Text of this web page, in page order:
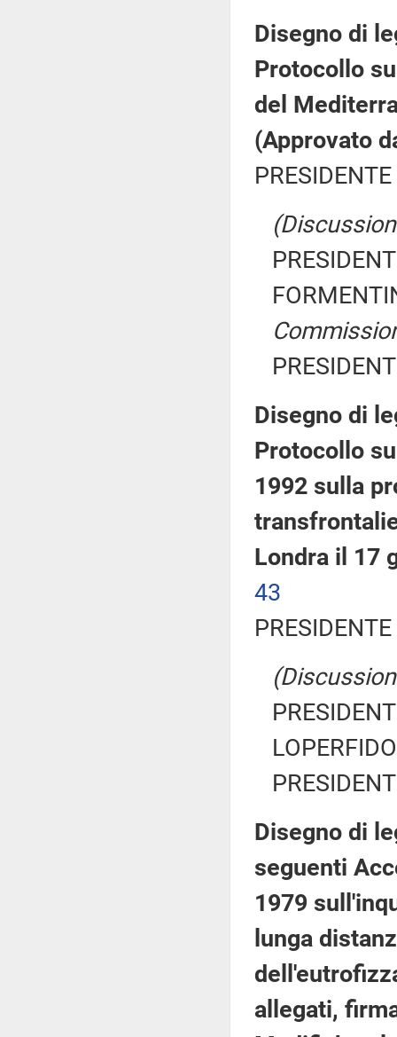
Disegno di
Protocollo
del
(Approvato
Disegno di
Protocollo
1992 sulla
Londra il 17
43
Disegno di
seguenti
1979
lunga
allegati,